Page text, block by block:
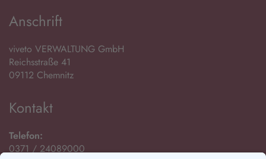
Anschrift
viveto VERWALTUNG GmbH
Reichsstraße 41
09112 Chemnitz
Kontakt
Telefon:
0371 / 24089000